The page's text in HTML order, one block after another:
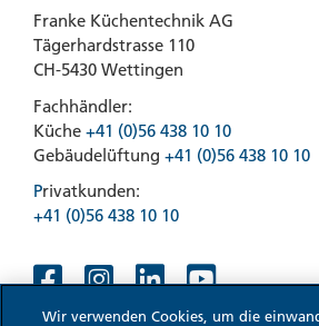
Franke Küchentechnik AG
Tägerhardstrasse 110
CH-5430 Wettingen
Fachhändler:
Küche +41 (0)56 438 10 10
Gebäudelüftung +41 (0)56 438 10 10
Privatkunden:
+41 (0)56 438 10 10
Wir verwenden Cookies, um die